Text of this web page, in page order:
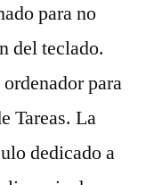
para no
del teclado.
para
Tareas. La
dedicado a